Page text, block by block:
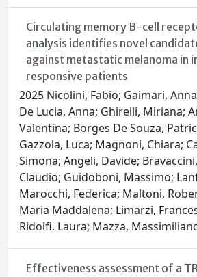
Circulating memory B-cell
analysis identifies novel
against metastatic melanoma in
responsive patients
2025 Nicolini, Fabio; Gaimari,
De Lucia, Anna; Ghirelli, Miriana;
Valentina; Borges De Souza,
Gazzola, Luca; Magnoni, Chiara;
Simona; Angeli, Davide;
Claudio; Guidoboni, Massimo;
Marocchi, Federica; Maltoni,
Maria Maddalena; Limarzi,
Ridolfi, Laura; Mazza,
Effectiveness assessment of a